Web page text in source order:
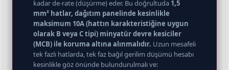
kadar de-rate (düşürme) eder. Bu doğrultuda 1,5
mm² hatlar, dağıtım panelinde kesinlikle
maksimum 10A (hattın karakteristiğine uygun
olarak B veya C tipi) minyatür devre kesiciler
(MCB) ile koruma altına alınmalıdır. Uzun mesafeli
tek fazlı hatlarda, tek faz bağıl gerilim düşümü hesabı
kesinlikle göz önünde bulundurulmalı ve: